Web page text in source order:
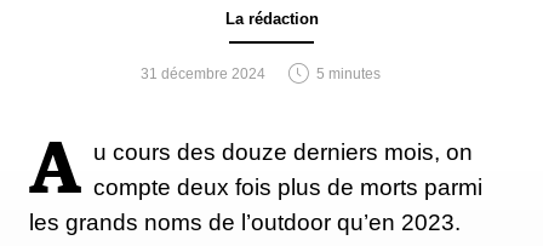
La rédaction
31 décembre 2024 5 minutes
A u cours des douze derniers mois, on
compte deux fois plus de morts parmi
les grands noms de l’outdoor qu’en 2023.